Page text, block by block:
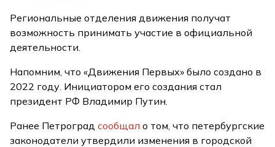
Региональные отделения движения получат
возможность принимать участие в официальной
деятельности.
Напомним, что «Движения Первых» было создано в
2022 году. Инициатором его создания стал
президент РФ Владимир Путин.
Ранее Петроградсообщал о том, что петербургские
законодатели утвердили изменения в городской